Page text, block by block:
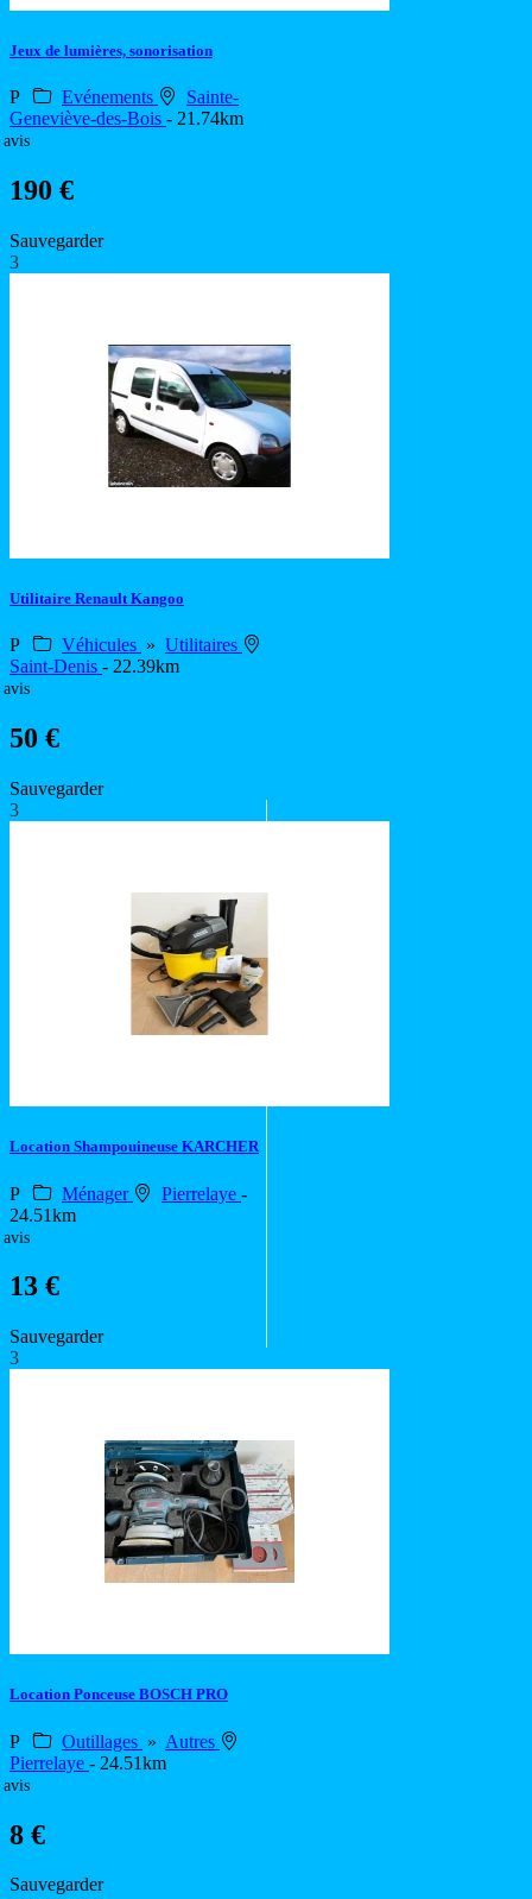
Jeux de lumières, sonorisation
P Evénements
Sainte-
Geneviève-des-Bois - 21.74km
avis
190 €
Sauvegarder
3
Utilitaire Renault Kangoo
P Véhicules » Utilitaires
Saint-Denis - 22.39km
avis
50 €
Sauvegarder
3
Location Shampouineuse KARCHER
P Ménager Pierrelaye -
24.51km
avis
13 €
Sauvegarder
3
Location Ponceuse BOSCH PRO
P Outillages » Autres
Pierrelaye - 24.51km
avis
8 €
Sauvegarder